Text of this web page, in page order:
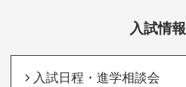
入試情報
入試日程・進学相談会